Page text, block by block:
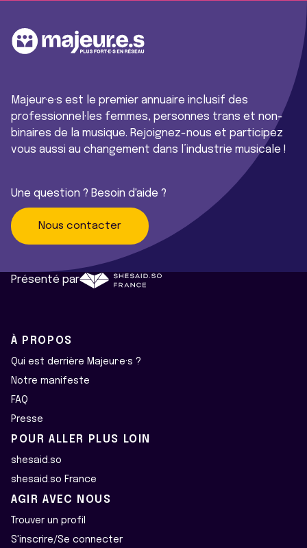
Majeur·e·s est le premier annuaire inclusif des
professionnel·les femmes, personnes trans et non-
binaires de la musique. Rejoignez-nous et participez
vous aussi au changement dans l’industrie musicale !
Une question ? Besoin d'aide ?
Nous contacter
Présenté par
À PROPOS
Qui est derrière Majeur·e·s ?
Notre manifeste
FAQ
Presse
POUR ALLER PLUS LOIN
shesaid.so
shesaid.so France
AGIR AVEC NOUS
Trouver un profil
S'inscrire/Se connecter